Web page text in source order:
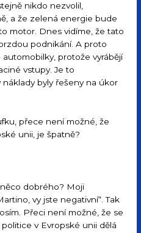
nikdo nezvolil,
a že zelená energie bude
motor. Dnes vidíme, že tato
podnikání. A proto
protože vyrábějí
vstupy. Je to
byly řešeny na úkor
přece není možné, že
unii, je špatně?
dobrého? Moji
vy jste negativní“. Tak
Přeci není možné, že se
v Evropské unii dělá